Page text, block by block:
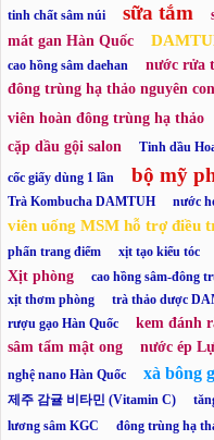
tinh chất sâm núi
sữa tắm
mát gan Hàn Quốc
cao hồng sâm daehan nước rửa
đông trùng hạ thảo nguyên con
viên hoàn đông trùng hạ thảo
cặp dầu gội salon Tinh dầu
cốc giấy dùng 1 lần bộ mỹ
Trà Kombucha DAMTUH
nước
viên uống MSM hỗ trợ điều
phấn trang điểm xịt tạo kiểu tóc
Xịt phòng cao hồng sâm-đông
xịt thơm phòng trà thảo dược
rượu gạo Hàn Quốc
kem đánh
sâm tẩm mật ong nước ép
nghệ nano Hàn Quốc
xà bông
제주 감귤 비타민 (Vitamin C)
lương sâm KGC
đông trùng hạ